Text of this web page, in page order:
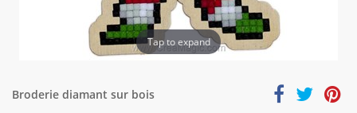
Tap to expand
Broderie diamant sur bois